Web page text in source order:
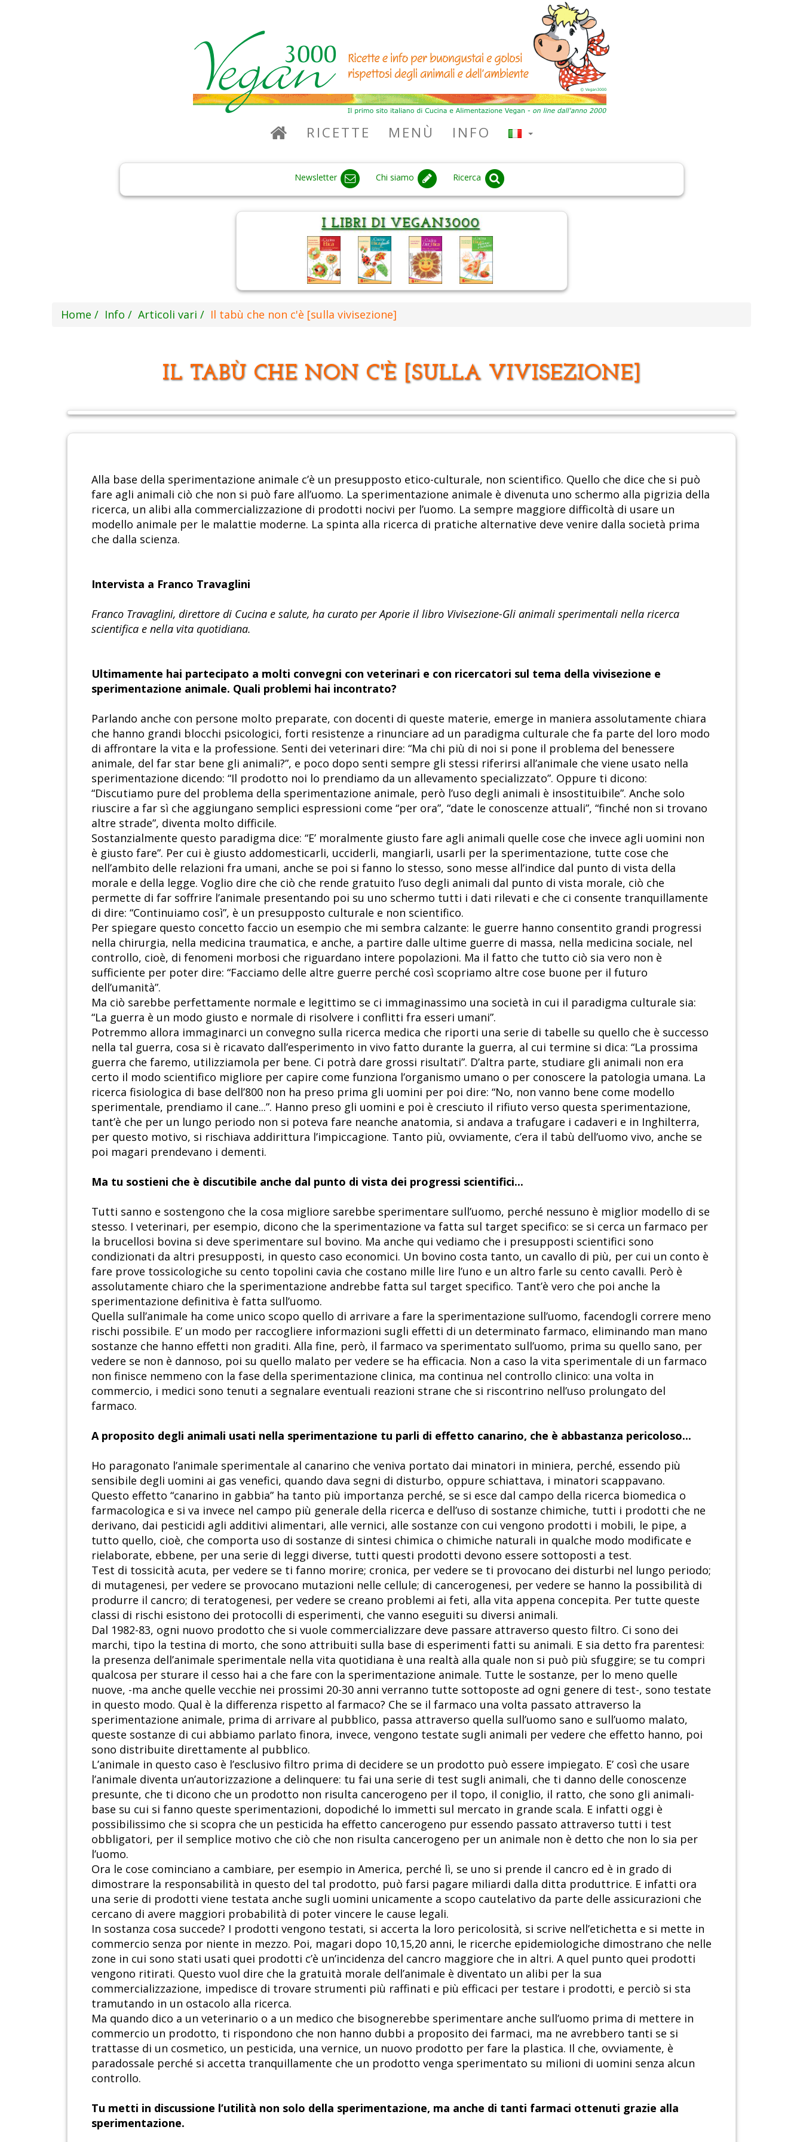
RICETTE MENÙ INFO
Newsletter Chi siamo Ricerca
Home Info Articoli vari Il tabù che non c'è [sulla vivisezione]
IL TABÙ CHE NON C'È [SULLA VIVISEZIONE]
Alla base della sperimentazione animale c’è un presupposto etico-culturale, non scientifico. Quello che dice che si può
fare agli animali ciò che non si può fare all’uomo. La sperimentazione animale è divenuta uno schermo alla pigrizia della
ricerca, un alibi alla commercializzazione di prodotti nocivi per l’uomo. La sempre maggiore difficoltà di usare un
modello animale per le malattie moderne. La spinta alla ricerca di pratiche alternative deve venire dalla società prima
che dalla scienza.
Intervista a Franco Travaglini
Franco Travaglini, direttore di Cucina e salute, ha curato per Aporie il libro Vivisezione-Gli animali sperimentali nella ricerca
scientifica e nella vita quotidiana.
Ultimamente hai partecipato a molti convegni con veterinari e con ricercatori sul tema della vivisezione e
sperimentazione animale. Quali problemi hai incontrato?
Parlando anche con persone molto preparate, con docenti di queste materie, emerge in maniera assolutamente chiara
che hanno grandi blocchi psicologici, forti resistenze a rinunciare ad un paradigma culturale che fa parte del loro modo
di affrontare la vita e la professione. Senti dei veterinari dire: “Ma chi più di noi si pone il problema del benessere
animale, del far star bene gli animali?”, e poco dopo senti sempre gli stessi riferirsi all’animale che viene usato nella
sperimentazione dicendo: “Il prodotto noi lo prendiamo da un allevamento specializzato”. Oppure ti dicono:
“Discutiamo pure del problema della sperimentazione animale, però l’uso degli animali è insostituibile”. Anche solo
riuscire a far sì che aggiungano semplici espressioni come “per ora”, “date le conoscenze attuali”, “finché non si trovano
altre strade”, diventa molto difficile.
Sostanzialmente questo paradigma dice: “E’ moralmente giusto fare agli animali quelle cose che invece agli uomini non
è giusto fare”. Per cui è giusto addomesticarli, ucciderli, mangiarli, usarli per la sperimentazione, tutte cose che
nell’ambito delle relazioni fra umani, anche se poi si fanno lo stesso, sono messe all’indice dal punto di vista della
morale e della legge. Voglio dire che ciò che rende gratuito l’uso degli animali dal punto di vista morale, ciò che
permette di far soffrire l’animale presentando poi su uno schermo tutti i dati rilevati e che ci consente tranquillamente
di dire: “Continuiamo così”, è un presupposto culturale e non scientifico.
Per spiegare questo concetto faccio un esempio che mi sembra calzante: le guerre hanno consentito grandi progressi
nella chirurgia, nella medicina traumatica, e anche, a partire dalle ultime guerre di massa, nella medicina sociale, nel
controllo, cioè, di fenomeni morbosi che riguardano intere popolazioni. Ma il fatto che tutto ciò sia vero non è
sufficiente per poter dire: “Facciamo delle altre guerre perché così scopriamo altre cose buone per il futuro
dell’umanità”.
Ma ciò sarebbe perfettamente normale e legittimo se ci immaginassimo una società in cui il paradigma culturale sia:
“La guerra è un modo giusto e normale di risolvere i conflitti fra esseri umani”.
Potremmo allora immaginarci un convegno sulla ricerca medica che riporti una serie di tabelle su quello che è successo
nella tal guerra, cosa si è ricavato dall’esperimento in vivo fatto durante la guerra, al cui termine si dica: “La prossima
guerra che faremo, utilizziamola per bene. Ci potrà dare grossi risultati”. D’altra parte, studiare gli animali non era
certo il modo scientifico migliore per capire come funziona l’organismo umano o per conoscere la patologia umana. La
ricerca fisiologica di base dell’800 non ha preso prima gli uomini per poi dire: “No, non vanno bene come modello
sperimentale, prendiamo il cane...”. Hanno preso gli uomini e poi è cresciuto il rifiuto verso questa sperimentazione,
tant’è che per un lungo periodo non si poteva fare neanche anatomia, si andava a trafugare i cadaveri e in Inghilterra,
per questo motivo, si rischiava addirittura l’impiccagione. Tanto più, ovviamente, c’era il tabù dell’uomo vivo, anche se
poi magari prendevano i dementi.
Ma tu sostieni che è discutibile anche dal punto di vista dei progressi scientifici...
Tutti sanno e sostengono che la cosa migliore sarebbe sperimentare sull’uomo, perché nessuno è miglior modello di se
stesso. I veterinari, per esempio, dicono che la sperimentazione va fatta sul target specifico: se si cerca un farmaco per
la brucellosi bovina si deve sperimentare sul bovino. Ma anche qui vediamo che i presupposti scientifici sono
condizionati da altri presupposti, in questo caso economici. Un bovino costa tanto, un cavallo di più, per cui un conto è
fare prove tossicologiche su cento topolini cavia che costano mille lire l’uno e un altro farle su cento cavalli. Però è
assolutamente chiaro che la sperimentazione andrebbe fatta sul target specifico. Tant’è vero che poi anche la
sperimentazione definitiva è fatta sull’uomo.
Quella sull’animale ha come unico scopo quello di arrivare a fare la sperimentazione sull’uomo, facendogli correre meno
rischi possibile. E’ un modo per raccogliere informazioni sugli effetti di un determinato farmaco, eliminando man mano
sostanze che hanno effetti non graditi. Alla fine, però, il farmaco va sperimentato sull’uomo, prima su quello sano, per
vedere se non è dannoso, poi su quello malato per vedere se ha efficacia. Non a caso la vita sperimentale di un farmaco
non finisce nemmeno con la fase della sperimentazione clinica, ma continua nel controllo clinico: una volta in
commercio, i medici sono tenuti a segnalare eventuali reazioni strane che si riscontrino nell’uso prolungato del
farmaco.
A proposito degli animali usati nella sperimentazione tu parli di effetto canarino, che è abbastanza pericoloso...
Ho paragonato l’animale sperimentale al canarino che veniva portato dai minatori in miniera, perché, essendo più
sensibile degli uomini ai gas venefici, quando dava segni di disturbo, oppure schiattava, i minatori scappavano.
Questo effetto “canarino in gabbia” ha tanto più importanza perché, se si esce dal campo della ricerca biomedica o
farmacologica e si va invece nel campo più generale della ricerca e dell’uso di sostanze chimiche, tutti i prodotti che ne
derivano, dai pesticidi agli additivi alimentari, alle vernici, alle sostanze con cui vengono prodotti i mobili, le pipe, a
tutto quello, cioè, che comporta uso di sostanze di sintesi chimica o chimiche naturali in qualche modo modificate e
rielaborate, ebbene, per una serie di leggi diverse, tutti questi prodotti devono essere sottoposti a test.
Test di tossicità acuta, per vedere se ti fanno morire; cronica, per vedere se ti provocano dei disturbi nel lungo periodo;
di mutagenesi, per vedere se provocano mutazioni nelle cellule; di cancerogenesi, per vedere se hanno la possibilità di
produrre il cancro; di teratogenesi, per vedere se creano problemi ai feti, alla vita appena concepita. Per tutte queste
classi di rischi esistono dei protocolli di esperimenti, che vanno eseguiti su diversi animali.
Dal 1982-83, ogni nuovo prodotto che si vuole commercializzare deve passare attraverso questo filtro. Ci sono dei
marchi, tipo la testina di morto, che sono attribuiti sulla base di esperimenti fatti su animali. E sia detto fra parentesi:
la presenza dell’animale sperimentale nella vita quotidiana è una realtà alla quale non si può più sfuggire; se tu compri
qualcosa per sturare il cesso hai a che fare con la sperimentazione animale. Tutte le sostanze, per lo meno quelle
nuove, -ma anche quelle vecchie nei prossimi 20-30 anni verranno tutte sottoposte ad ogni genere di test-, sono testate
in questo modo. Qual è la differenza rispetto al farmaco? Che se il farmaco una volta passato attraverso la
sperimentazione animale, prima di arrivare al pubblico, passa attraverso quella sull’uomo sano e sull’uomo malato,
queste sostanze di cui abbiamo parlato finora, invece, vengono testate sugli animali per vedere che effetto hanno, poi
sono distribuite direttamente al pubblico.
L’animale in questo caso è l’esclusivo filtro prima di decidere se un prodotto può essere impiegato. E’ così che usare
l’animale diventa un’autorizzazione a delinquere: tu fai una serie di test sugli animali, che ti danno delle conoscenze
presunte, che ti dicono che un prodotto non risulta cancerogeno per il topo, il coniglio, il ratto, che sono gli animali-
base su cui si fanno queste sperimentazioni, dopodiché lo immetti sul mercato in grande scala. E infatti oggi è
possibilissimo che si scopra che un pesticida ha effetto cancerogeno pur essendo passato attraverso tutti i test
obbligatori, per il semplice motivo che ciò che non risulta cancerogeno per un animale non è detto che non lo sia per
l’uomo.
Ora le cose cominciano a cambiare, per esempio in America, perché lì, se uno si prende il cancro ed è in grado di
dimostrare la responsabilità in questo del tal prodotto, può farsi pagare miliardi dalla ditta produttrice. E infatti ora
una serie di prodotti viene testata anche sugli uomini unicamente a scopo cautelativo da parte delle assicurazioni che
cercano di avere maggiori probabilità di poter vincere le cause legali.
In sostanza cosa succede? I prodotti vengono testati, si accerta la loro pericolosità, si scrive nell’etichetta e si mette in
commercio senza por niente in mezzo. Poi, magari dopo 10,15,20 anni, le ricerche epidemiologiche dimostrano che nelle
zone in cui sono stati usati quei prodotti c’è un’incidenza del cancro maggiore che in altri. A quel punto quei prodotti
vengono ritirati. Questo vuol dire che la gratuità morale dell’animale è diventato un alibi per la sua
commercializzazione, impedisce di trovare strumenti più raffinati e più efficaci per testare i prodotti, e perciò si sta
tramutando in un ostacolo alla ricerca.
Ma quando dico a un veterinario o a un medico che bisognerebbe sperimentare anche sull’uomo prima di mettere in
commercio un prodotto, ti rispondono che non hanno dubbi a proposito dei farmaci, ma ne avrebbero tanti se si
trattasse di un cosmetico, un pesticida, una vernice, un nuovo prodotto per fare la plastica. Il che, ovviamente, è
paradossale perché si accetta tranquillamente che un prodotto venga sperimentato su milioni di uomini senza alcun
controllo.
Tu metti in discussione l’utilità non solo della sperimentazione, ma anche di tanti farmaci ottenuti grazie alla
sperimentazione.